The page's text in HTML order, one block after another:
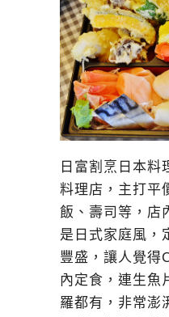
日富割烹日本料
料理店，主打平
飯、壽司等，店
是日式家庭風，
豐盛，讓人覺得
內定食，連生魚
羅都有，非常澎